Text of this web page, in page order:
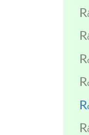
R
R
R
R
R
R